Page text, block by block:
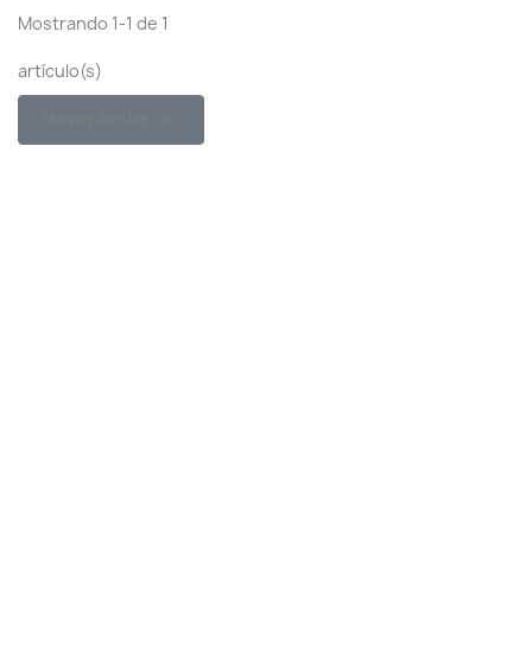
Mostrando 1-1 de 1
artículo(s)